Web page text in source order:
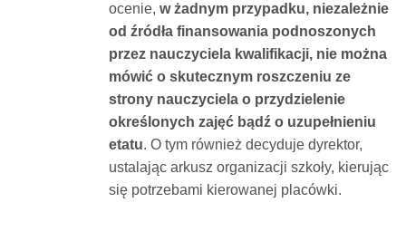
ocenie, w żadnym przypadku, niezależnie
od źródła finansowania podnoszonych
przez nauczyciela kwalifikacji, nie można
mówić o skutecznym roszczeniu ze
strony nauczyciela o przydzielenie
określonych zajęć bądź o uzupełnieniu
etatu. O tym również decyduje dyrektor,
ustalając arkusz organizacji szkoły, kierując
się potrzebami kierowanej placówki.